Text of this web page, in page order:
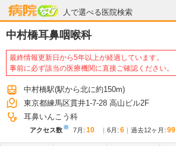
人で選べる医院検索
病院なび
中村橋耳鼻咽喉科
最終情報更新日から5年以上が経過しています。
事前に必ず該当の医療機関に直接ご確認ください。
中村橋駅(駅から北に約150m)
東京都練馬区貫井1-7-28 高山ビル2F
耳鼻いんこう科
アクセス数※ 7月 : 10 6月 : 6 過去12ヶ月: 99